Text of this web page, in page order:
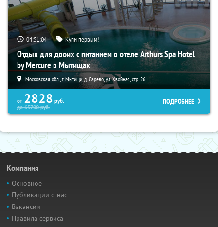
04:51:03 Купи первым!
Отдых для двоих с питанием в отеле Arthurs Spa Hotel
by Mercure в Мытищах
Московская обл., г. Мытищи, д. Ларево, ул. Хвойная, стр. 26
от 2828 руб.
до65700руб.
ПОДРОБНЕЕ
Компания
Основное
Публикации о нас
Вакансии
Правила сервиса